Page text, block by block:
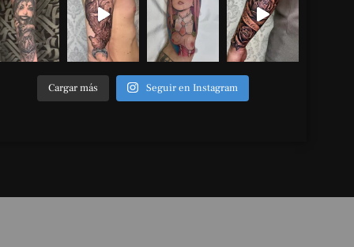
Cargar más Seguir en Instagram